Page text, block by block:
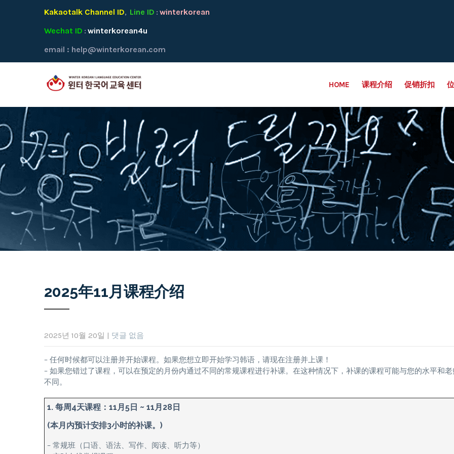
Kakaotalk Channel ID, Line ID : winterkorean
Wechat ID : winterkorean4u
email : help@winterkorean.com
HOME 课程介绍 促销折扣
2025年11月课程介绍
2025년 10월 20일 | 댓글 없음
– 任何时候都可以注册并开始课程。如果您想立即开始学习韩语，请现在注册并上课！
– 如果您错过了课程，可以在预定的月份内通过不同的常规课程进行补课。在这种情况下，补课的课程可能与您的水平和
不同。
1. 每周4天课程：11月5日 ~ 11月28日
(本月内预计安排3小时的补课。)
– 常规班（口语、语法、写作、阅读、听力等）